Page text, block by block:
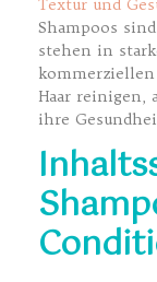
Textur und
Shampoos
stehen in
Haar reinigen,
ihre